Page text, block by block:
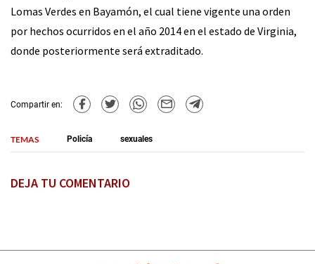
Lomas Verdes en Bayamón, el cual tiene vigente una orden
por hechos ocurridos en el año 2014 en el estado de Virginia,
donde posteriormente será extraditado.
Compartir en:
TEMAS Policía sexuales
DEJA TU COMENTARIO